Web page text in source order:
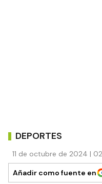
DEPORTES
11 de octubre de 2024 |
Añadir como fuente en